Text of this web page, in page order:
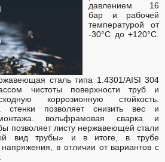
давлением 16
бар и рабочей
температурой от
-30°C до +120°C.
сталь типа 1.4301/AISI 304
чистоты поверхности труб и
коррозионную стойкость.
стенки позволяет снизить вес и
вольфрамовая сварка и
позволяет листу нержавеющей стали
вид трубы» и в итоге, в трубе
напряжения, в отличии от вариантов с